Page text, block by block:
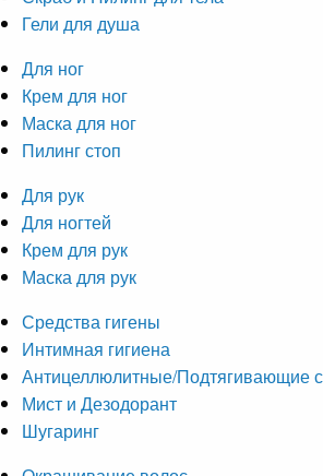
Гели для душа
Для ног
Крем для ног
Маска для ног
Пилинг стоп
Для рук
Для ногтей
Крем для рук
Маска для рук
Средства гигены
Интимная гигиена
Антицеллюлитные/Подтягивающие
Мист и Дезодорант
Шугаринг